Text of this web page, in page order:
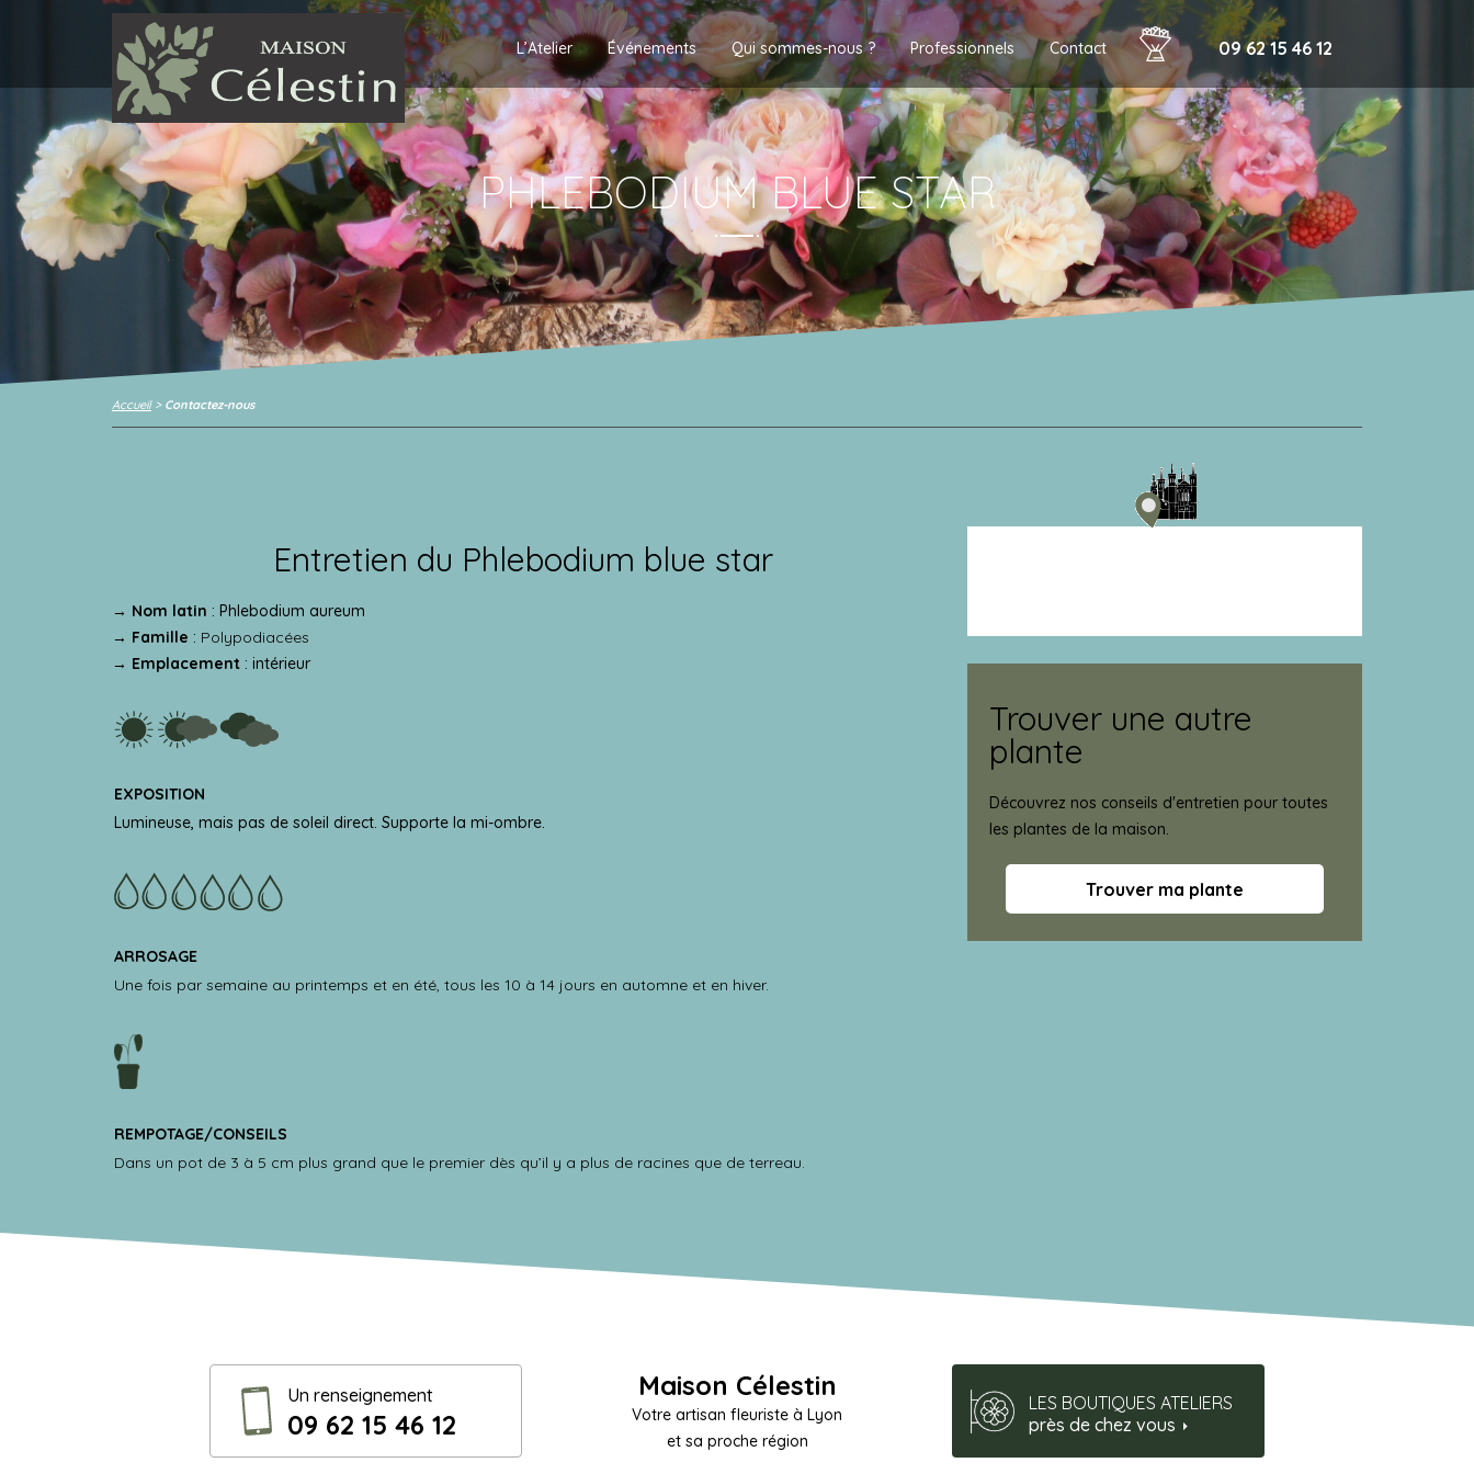
L’Atelier Événements Qui sommes-nous ? Professionnels Contact 09 62 15 46 12
PHLEBODIUM BLUE STAR
Accueil> Contactez-nous
Entretien du Phlebodium blue star
→ Nom latin : Phlebodium aureum
→ Famille : Polypodiacées
→ Emplacement : intérieur
EXPOSITION
Lumineuse, mais pas de soleil direct. Supporte la mi-ombre.
ARROSAGE
Une fois par semaine au printemps et en été, tous les 10 à 14 jours en automne et en hiver.
REMPOTAGE/CONSEILS
Dans un pot de 3 à 5 cm plus grand que le premier dès qu’il y a plus de racines que de terreau.
Trouver une autre
plante
Découvrez nos conseils d'entretien pour toutes
les plantes de la maison.
Trouver ma plante
Un renseignement
09 62 15 46 12
Maison Célestin
Votre artisan fleuriste à Lyon
et sa proche région
LES BOUTIQUES ATELIERS
près de chez vous